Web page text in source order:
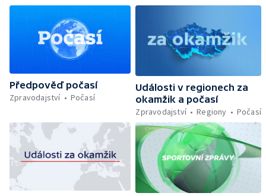
Předpověď počasí
Zpravodajství
Počasí
Události v regionech za
okamžik a počasí
Zpravodajství
Regiony Počasí